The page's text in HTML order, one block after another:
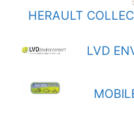
HERAULT
LVD